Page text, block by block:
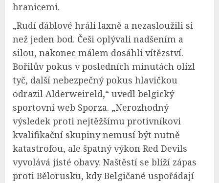
hranicemi.
„Rudí ďáblové hráli laxně a nezasloužili si
než jeden bod. Češi oplývali nadšením a
silou, nakonec málem dosáhli vítězství.
Bořilův pokus v posledních minutách olízl
tyč, další nebezpečný pokus hlavičkou
odrazil Alderweireld,“ uvedl belgický
sportovní web Sporza. „Nerozhodný
výsledek proti nejtěžšímu protivníkovi
kvalifikační skupiny nemusí být nutně
katastrofou, ale špatný výkon Red Devils
vyvolává jisté obavy. Naštěstí se blíží zápas
proti Bělorusku, kdy Belgičané uspořádají